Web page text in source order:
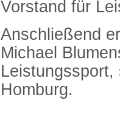
Vorstand für
Anschließend
Michael
Homburg.